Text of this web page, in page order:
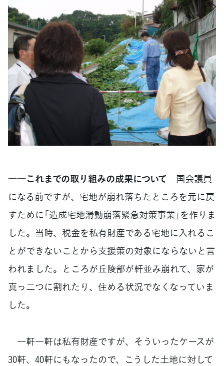
――これまでの取り組みの成果について 国会議員
になる前ですが、宅地が崩れ落ちたところを元に戻
すために「造成宅地滑動崩落緊急対策事業」を作りま
した。当時、税金を私有財産である宅地に入れるこ
とができないことから支援策の対象にならないと言
われました。ところが丘陵部が軒並み崩れて、家が
真っ二つに割れたり、住める状況でなくなっていま
した。
一軒一軒は私有財産ですが、そういったケースが
30軒、40軒にもなったので、こうした土地に対して